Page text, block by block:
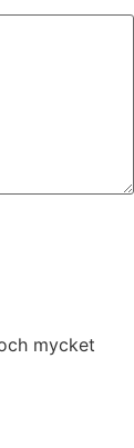
mycket